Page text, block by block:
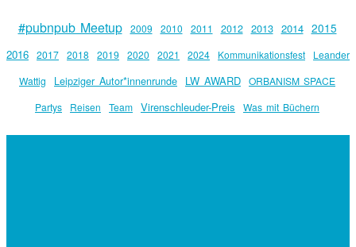
#pubnpub Meetup 2009 2010 2011 2012 2013 2014 2015
2016 2017 2018 2019 2020 2021 2024 Kommunikationsfest
Leander
Wattig
Leipziger Autor*innenrunde LW AWARD ORBANISM SPACE
Partys
Reisen Team Virenschleuder-Preis Was mit Büchern